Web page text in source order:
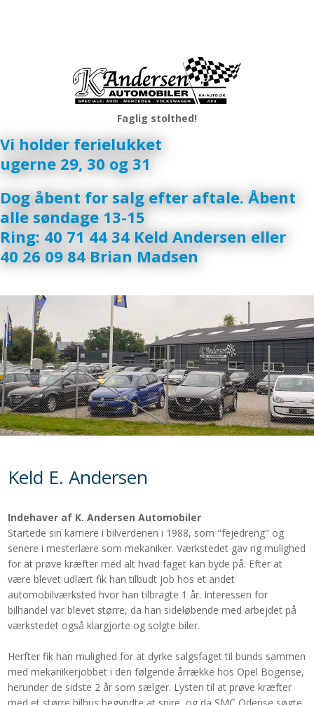
Faglig stolthed!
​Vi holder ferielukket
ugerne 29, 30 og 31
Dog åbent for salg efter aftale. Åbent
alle søndage 13-15
Ring: 40 71 44 34 Keld Andersen eller
40 26 09 84 Brian Madsen
​Keld E. Andersen
Indehaver af K. Andersen Automobiler
Startede sin karriere i bilverdenen i 1988, som "fejedreng" og
senere i mesterlære som mekaniker. Værkstedet gav rig mulighed
for at prøve kræfter med alt hvad faget kan byde på. Efter at
være blevet udlært fik han tilbudt job hos et andet
automobilværksted hvor han tilbragte 1 år. Interessen for
bilhandel var blevet større, da han sideløbende med arbejdet på
værkstedet også klargjorte og solgte biler.
Herfter fik han mulighed for at dyrke salgsfaget til bunds sammen
med mekanikerjobbet i den følgende årrække hos Opel Bogense,
herunder de sidste 2 år som sælger. Lysten til at prøve kræfter